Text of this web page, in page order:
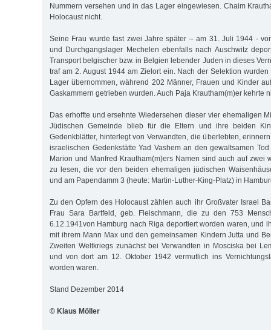
Nummern versehen und in das Lager eingewiesen. Chaim
Holocaust nicht.
Seine Frau wurde fast zwei Jahre später – am 31. Juli 1944 -
und Durchgangslager Mechelen ebenfalls nach Auschwitz
Transport belgischer bzw. in Belgien lebender Juden in dieses
traf am 2. August 1944 am Zielort ein. Nach der Selektion
Lager übernommen, während 202 Männer, Frauen und Kinder
Gaskammern getrieben wurden. Auch Paja Krautham(m)er kehrte
Das erhoffte und ersehnte Wiedersehen dieser vier ehemaligen
Jüdischen Gemeinde blieb für die Eltern und ihre beiden
Gedenkblätter, hinterlegt von Verwandten, die überlebten,
israelischen Gedenkstätte Yad Vashem an den gewaltsamen
Marion und Manfred Krautham(m)ers Namen sind auch auf zwei
zu lesen, die vor den beiden ehemaligen jüdischen
und am Papendamm 3 (heute: Martin-Luther-King-Platz) in
Zu den Opfern des Holocaust zählen auch ihr Großvater Israel
Frau Sara Bartfeld, geb. Fleischmann, die zu den 753
6.12.1941von Hamburg nach Riga deportiert worden waren, und
mit ihrem Mann Max und den gemeinsamen Kindern Jutta und
Zweiten Weltkriegs zunächst bei Verwandten in Mosciska bei
und von dort am 12. Oktober 1942 vermutlich ins
worden waren.
Stand Dezember 2014
© Klaus Möller